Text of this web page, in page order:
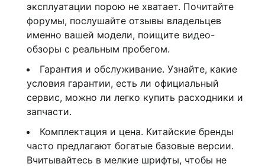
эксплуатации порою не хватает. Почитайте
форумы, послушайте отзывы владельцев
именно вашей модели, поищите видео-
обзоры с реальным пробегом.
Гарантия и обслуживание. Узнайте, какие
условия гарантии, есть ли официальный
сервис, можно ли легко купить расходники и
запчасти.
Комплектация и цена. Китайские бренды
часто предлагают богатые базовые версии.
Вчитывайтесь в мелкие шрифты, чтобы не